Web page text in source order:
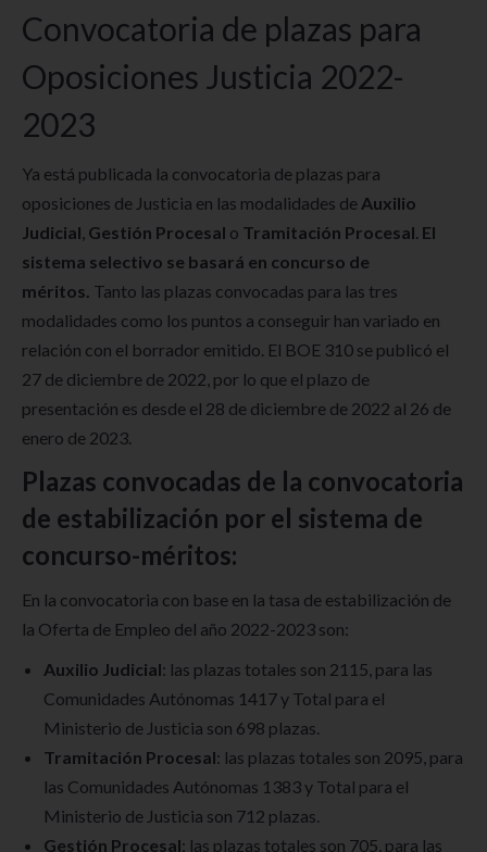
Convocatoria de plazas para
Oposiciones Justicia 2022-
2023
Ya está publicada la convocatoria de plazas para
oposiciones de Justicia en las modalidades de Auxilio
Judicial Gestión Procesal o Tramitación Procesal El
sistema selectivo se basará en concurso de
méritos. Tanto las plazas convocadas para las tres
modalidades como los puntos a conseguir han variado en
relación con el borrador emitido. El BOE 310 se publicó el
27 de diciembre de 2022, por lo que el plazo de
presentación es desde el 28 de diciembre de 2022 al 26 de
enero de 2023.
Plazas convocadas de la convocatoria
de estabilización por el sistema de
concurso-méritos:
En la convocatoria con base en la tasa de estabilización de
la Oferta de Empleo del año 2022-2023 son:
Auxilio Judicial: las plazas totales son 2115, para las
Comunidades Autónomas 1417 y Total para el
Ministerio de Justicia son 698 plazas.
Tramitación Procesal: las plazas totales son 2095, para
las Comunidades Autónomas 1383 y Total para el
Ministerio de Justicia son 712 plazas.
Gestión Procesal: las plazas totales son 705, para las